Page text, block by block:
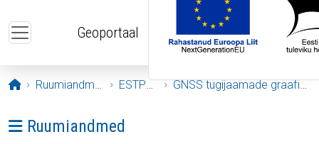
Geoportaal
Avaleht
Ruumiandmed ESTPOS GNSS tugijaamade graafikud
Ava menüü: Ruumiandmed
Ruumiandmed